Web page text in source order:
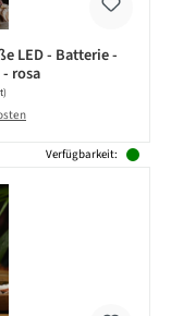
LED - Batterie -
rosa
Verfügbarkeit: